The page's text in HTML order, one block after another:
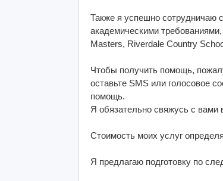
Также я успешно сотрудничаю
академическими
Masters, Riverdale Country
Чтобы получить помощь,
оставьте SMS или голосовое
помощь.
Я обязательно свяжусь с вами
Стоимость моих услуг
Я предлагаю подготовку по